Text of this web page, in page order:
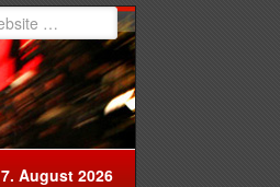
7. August 2026